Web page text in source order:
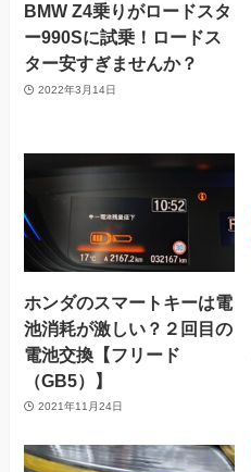
BMW Z4乗りがロードスタ
ー990Sに試乗！ロードス
ター安すぎませんか？
2022年3月14日
ホンダのスマートキーは電
池消耗が激しい？２回目の
電池交換【フリード
（GB5）】
2021年11月24日